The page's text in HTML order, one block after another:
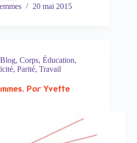
20 mai 2015
Blog, Corps, Éducation,
, Parité, Travail
Par Yvette